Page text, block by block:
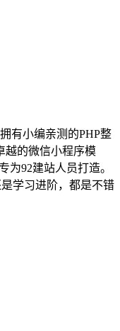
有小编亲测的PHP整
越的微信小程序模
为92建站人员打造。
学习进阶，都是不错